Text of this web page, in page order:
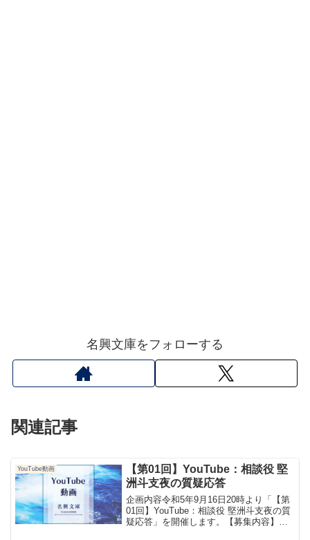
名興文庫をフォローする
関連記事
YouTube動画
【第01回】YouTube：相談役 堅
洲斗支夜の質疑応答
企画内容令和5年9月16日20時より「【第
01回】YouTube：相談役 堅洲斗支夜の質
疑応答」を開催します。【募集内容】下